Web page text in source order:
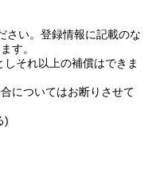
さい。登録情報に記載のな
す。
それ以上の補償はできま
についてはお断りさせて
)